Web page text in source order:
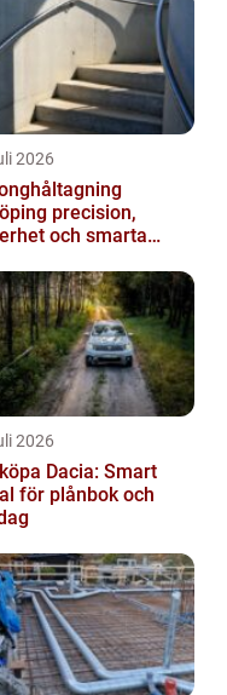
2026
precision,
och smarta
2026
Dacia: Smart
för plånbok och